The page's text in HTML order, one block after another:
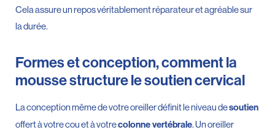
Cela assure un repos véritablement réparateur et agréable sur
la durée.
Formes et conception, comment la
mousse structure le soutien cervical
La conception même de votre oreiller définit le niveau desoutien
offert à votre cou et à votrecolonne vertébrale. Un oreiller